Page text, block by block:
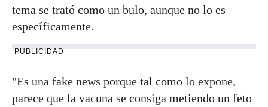
tema se trató como un bulo, aunque no lo es
específicamente.
PUBLICIDAD
"Es una fake news porque tal como lo expone,
parece que la vacuna se consiga metiendo un feto